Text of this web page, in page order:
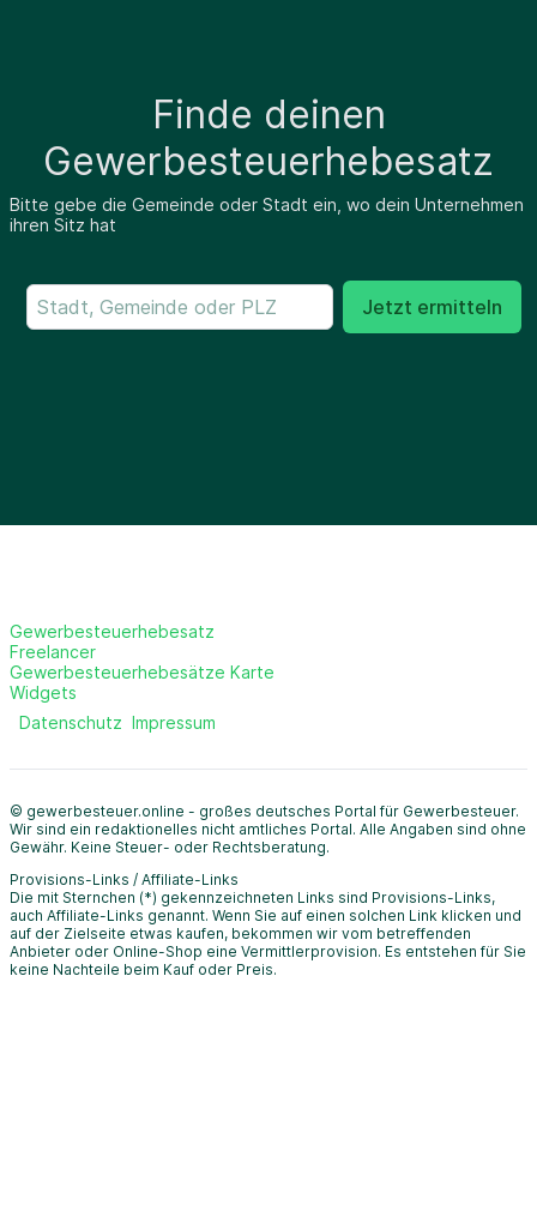
Finde deinen
Gewerbesteuerhebesatz
Bitte gebe die Gemeinde oder Stadt ein, wo dein Unternehmen
ihren Sitz hat
Jetzt ermitteln
Gewerbesteuerhebesatz
Freelancer
Gewerbesteuerhebesätze Karte
Widgets
Datenschutz Impressum
© gewerbesteuer.online - großes deutsches Portal für Gewerbesteuer.
Wir sind ein redaktionelles nicht amtliches Portal. Alle Angaben sind ohne
Gewähr. Keine Steuer- oder Rechtsberatung.
Provisions-Links / Affiliate-Links
Die mit Sternchen (*) gekennzeichneten Links sind Provisions-Links,
auch Affiliate-Links genannt. Wenn Sie auf einen solchen Link klicken und
auf der Zielseite etwas kaufen, bekommen wir vom betreffenden
Anbieter oder Online-Shop eine Vermittlerprovision. Es entstehen für Sie
keine Nachteile beim Kauf oder Preis.